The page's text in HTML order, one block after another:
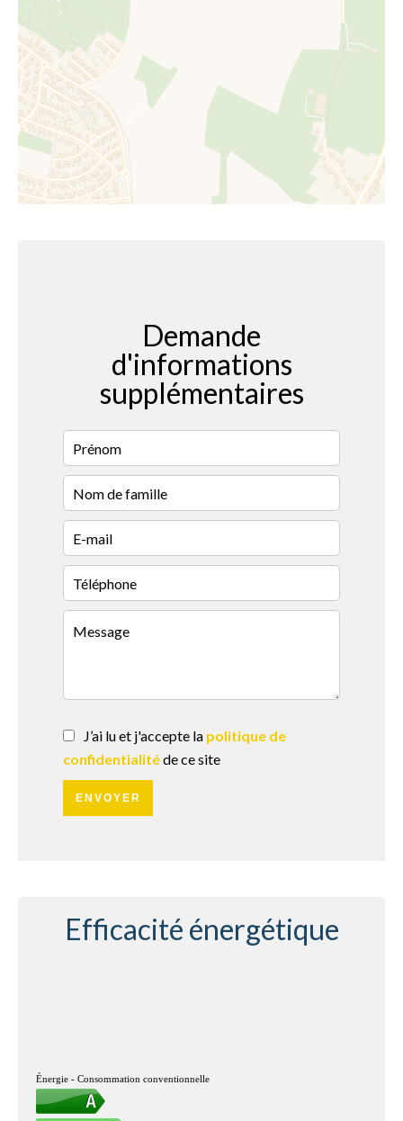
Demande
d'informations
supplémentaires
J’ai lu et j'accepte la politique de
confidentialitéde ce site
ENVOYER
Efficacité énergétique
Énergie - Consommation conventionnelle